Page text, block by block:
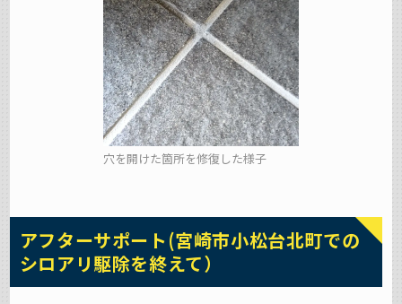
穴を開けた箇所を修復した様子
アフターサポート(宮崎市小松台北町での
シロアリ駆除を終えて）